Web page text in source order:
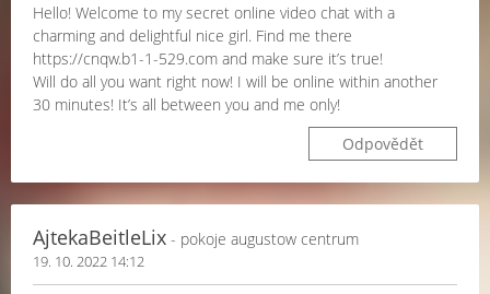
Hello! Welcome to my secret online video chat with a
charming and delightful nice girl. Find me there
https://cnqw.b1-1-529.com and make sure it’s true!
Will do all you want right now! I will be online within another
30 minutes! It’s all between you and me only!
Odpovědět
AjtekaBeitleLix - pokoje augustow centrum
19. 10. 2022 14:12